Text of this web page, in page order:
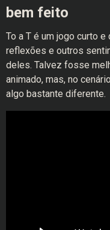
bem feito
To a T é um jogo curto
reflexões e outros
deles. Talvez fosse
animado, mas, no
algo bastante diferente.